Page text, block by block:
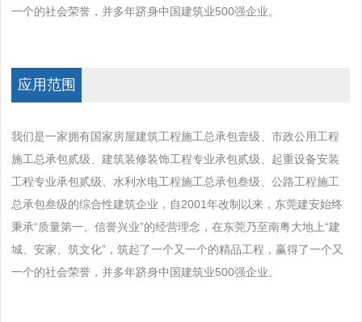
一个的社会荣誉，并多年跻身中国建筑业500强企业。
应用范围
我们是一家拥有国家房屋建筑工程施工总承包壹级、市政公用工程
施工总承包贰级、建筑装修装饰工程专业承包贰级、起重设备安装
工程专业承包贰级、水利水电工程施工总承包叁级、公路工程施工
总承包叁级的综合性建筑企业，自2001年改制以来，东莞建安始终
秉承“质量第一、信誉兴业”的经营理念，在东莞乃至南粤大地上“建
城、安家、筑文化”，筑起了一个又一个的精品工程，赢得了一个又
一个的社会荣誉，并多年跻身中国建筑业500强企业。